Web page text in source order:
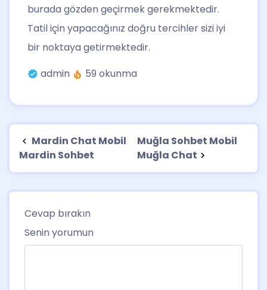
burada gözden geçirmek gerekmektedir.
Tatil için yapacağınız doğru tercihler sizi iyi
bir noktaya getirmektedir.
admin
59 okunma
Mardin Chat Mobil
Mardin Sohbet
Muğla Sohbet Mobil
Muğla Chat
Cevap bırakın
Senin yorumun